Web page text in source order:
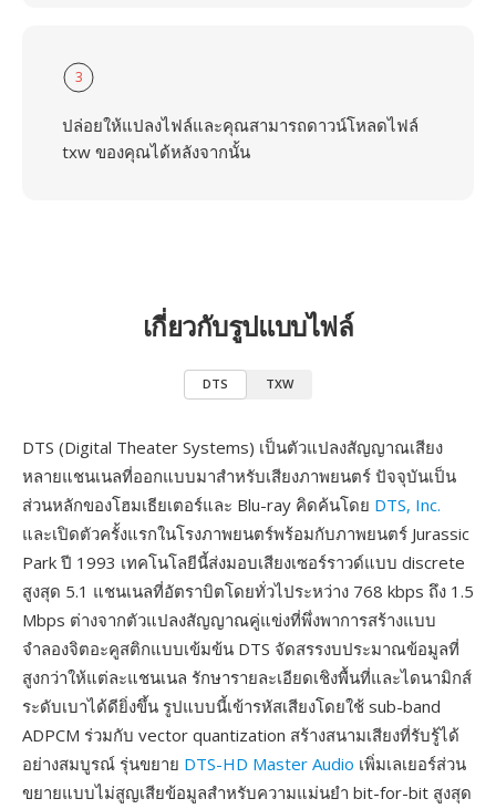
3
ปล่อยให้แปลงไฟล์และคุณสามารถดาวน์โหลดไฟล์
txw ของคุณได้หลังจากนั้น
เกี่ยวกับรูปแบบไฟล์
DTS TXW
DTS (Digital Theater Systems) เป็นตัวแปลงสัญญาณเสียง
หลายแชนเนลที่ออกแบบมาสำหรับเสียงภาพยนตร์ ปัจจุบันเป็น
ส่วนหลักของโฮมเธียเตอร์และ Blu-ray คิดค้นโดย DTS, Inc.
และเปิดตัวครั้งแรกในโรงภาพยนตร์พร้อมกับภาพยนตร์ Jurassic
Park ปี 1993 เทคโนโลยีนี้ส่งมอบเสียงเซอร์ราวด์แบบ discrete
สูงสุด 5.1 แชนเนลที่อัตราบิตโดยทั่วไประหว่าง 768 kbps ถึง 1.5
Mbps ต่างจากตัวแปลงสัญญาณคู่แข่งที่พึ่งพาการสร้างแบบ
จำลองจิตอะคูสติกแบบเข้มข้น DTS จัดสรรงบประมาณข้อมูลที่
สูงกว่าให้แต่ละแชนเนล รักษารายละเอียดเชิงพื้นที่และไดนามิกส์
ระดับเบาได้ดียิ่งขึ้น รูปแบบนี้เข้ารหัสเสียงโดยใช้ sub-band
ADPCM ร่วมกับ vector quantization สร้างสนามเสียงที่รับรู้ได้
อย่างสมบูรณ์ รุ่นขยาย DTS-HD Master Audio เพิ่มเลเยอร์ส่วน
ขยายแบบไม่สูญเสียข้อมูลสำหรับความแม่นยำ bit-for-bit สูงสุด